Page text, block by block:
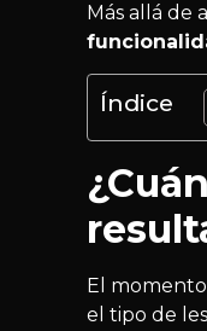
Más allá de
Índice
El
el tipo de